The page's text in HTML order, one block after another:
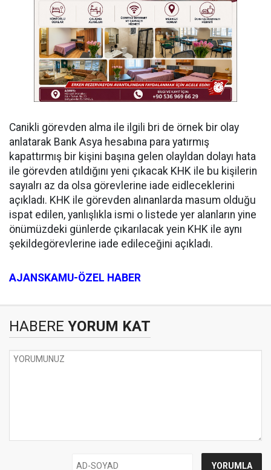
Canikli görevden alma ile ilgili bri de örnek bir olay
anlatarak Bank Asya hesabına para yatırmış
kapattırmış bir kişini başına gelen olayldan dolayı hata
ile görevden atıldığını yeni çıkacak KHK ile bu kişilerin
sayıalrı az da olsa görevlerine iade eidleceklerini
açıkladı. KHK ile görevden alınanlarda masum olduğu
ispat edilen, yanlışlıkla ismi o listede yer alanların yine
önümüzdeki günlerde çıkarılacak yein KHK ile aynı
şekildegörevlerine iade edileceğini açıkladı.
AJANSKAMU-ÖZEL HABER
HABERE YORUM KAT